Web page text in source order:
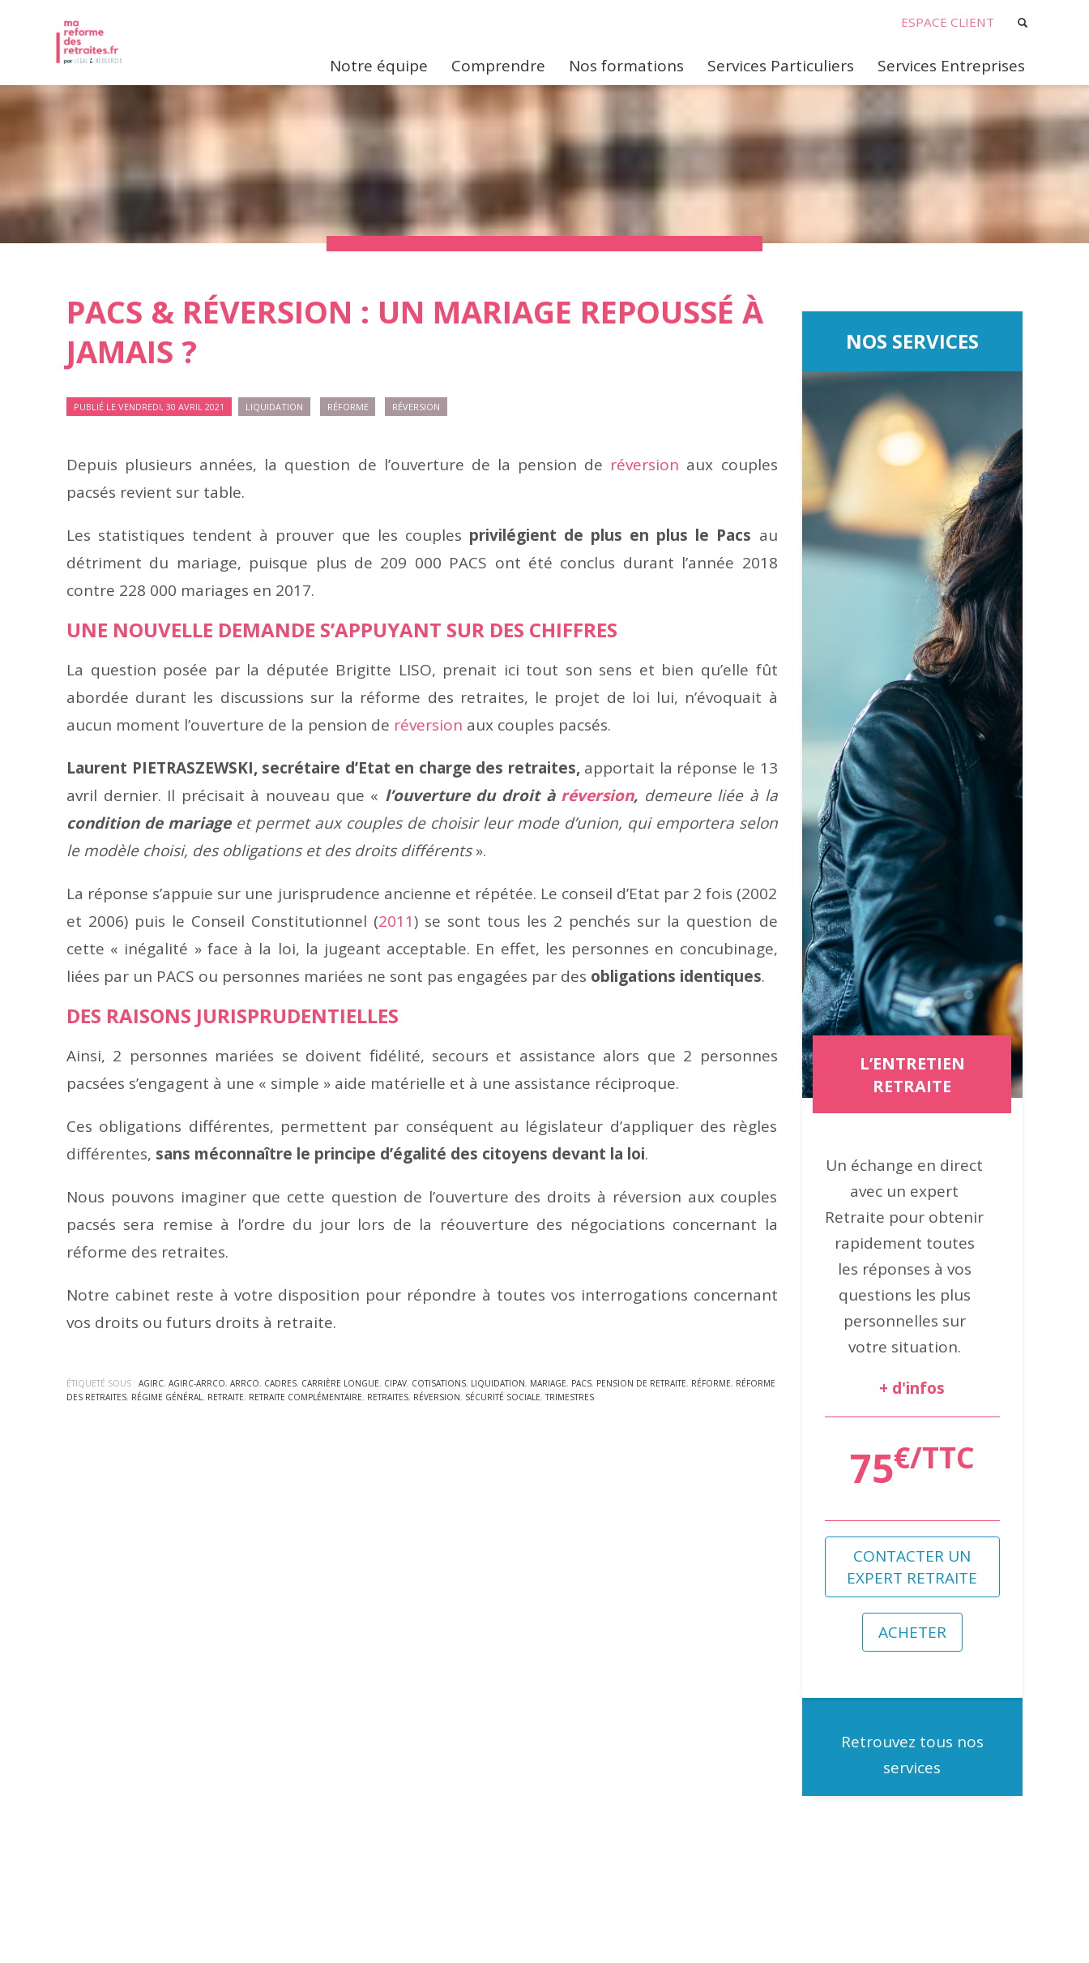
ESPACE CLIENT
Notre équipe Comprendre Nos formations Services Particuliers Services Entreprises
PACS & RÉVERSION : UN MARIAGE REPOUSSÉ À
JAMAIS ?
PUBLIÉ LE VENDREDI, 30 AVRIL 2021 LIQUIDATION RÉFORME RÉVERSION
Depuis plusieurs années, la question de l’ouverture de la pension de réversion aux couples
pacsés revient sur table.
Les statistiques tendent à prouver que les couples privilégient de plus en plus le Pacs au
détriment du mariage, puisque plus de 209 000 PACS ont été conclus durant l’année 2018
contre 228 000 mariages en 2017.
UNE NOUVELLE DEMANDE S’APPUYANT SUR DES CHIFFRES
La question posée par la députée Brigitte LISO, prenait ici tout son sens et bien qu’elle fût
abordée durant les discussions sur la réforme des retraites, le projet de loi lui, n’évoquait à
aucun moment l’ouverture de la pension de réversion aux couples pacsés.
Laurent PIETRASZEWSKI, secrétaire d’Etat en charge des retraites, apportait la réponse le 13
avril dernier. Il précisait à nouveau que « l’ouverture du droit à réversion, demeure liée à la
condition de mariageet permet aux couples de choisir leur mode d’union, qui emportera selon
le modèle choisi, des obligations et des droits différents».
La réponse s’appuie sur une jurisprudence ancienne et répétée. Le conseil d’Etat par 2 fois (2002
et 2006) puis le Conseil Constitutionnel (2011) se sont tous les 2 penchés sur la question de
cette « inégalité » face à la loi, la jugeant acceptable. En effet, les personnes en concubinage,
liées par un PACS ou personnes mariées ne sont pas engagées par des obligations identiques.
DES RAISONS JURISPRUDENTIELLES
Ainsi, 2 personnes mariées se doivent fidélité, secours et assistance alors que 2 personnes
pacsées s’engagent à une « simple » aide matérielle et à une assistance réciproque.
Ces obligations différentes, permettent par conséquent au législateur d’appliquer des règles
différentes, sans méconnaître le principe d’égalité des citoyens devant la loi.
Nous pouvons imaginer que cette question de l’ouverture des droits à réversion aux couples
pacsés sera remise à l’ordre du jour lors de la réouverture des négociations concernant la
réforme des retraites.
Notre cabinet reste à votre disposition pour répondre à toutes vos interrogations concernant
vos droits ou futurs droits à retraite.
ÉTIQUETÉ SOUS : AGIRC, AGIRC-ARRCO, ARRCO, CADRES, CARRIÈRE LONGUE, CIPAV, COTISATIONS, LIQUIDATION, MARIAGE, PACS, PENSION DE RETRAITE, RÉFORME, RÉFORME
DES RETRAITES, RÉGIME GÉNÉRAL, RETRAITE, RETRAITE COMPLÉMENTAIRE, RETRAITES, RÉVERSION, SÉCURITÉ SOCIALE,TRIMESTRES
NOS SERVICES
L’ENTRETIEN
RETRAITE
Un échange en direct
avec un expert
Retraite pour obtenir
rapidement toutes
les réponses à vos
questions les plus
personnelles sur
votre situation.
+ d'infos
75€/TTC
CONTACTER UN
EXPERT RETRAITE
ACHETER
Retrouvez tous nos
services